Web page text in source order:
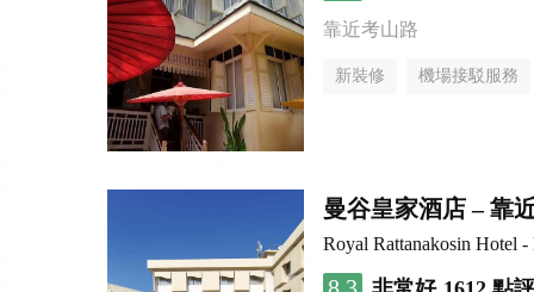
靠近考山路
新裝修 機場接駁服務
曼谷皇家酒店 – 靠
Royal Rattanakosin Hotel